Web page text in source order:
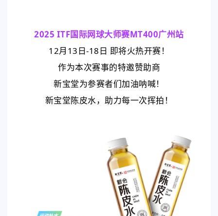
2025 ITF国际网球大师赛MT400广州站
12月13日-18日 即将火热开赛！
作为本次赛事的特邀赞助商
新宝堂为参赛者们加油呐喊！
新宝堂陈皮水，助力每一次挥拍！